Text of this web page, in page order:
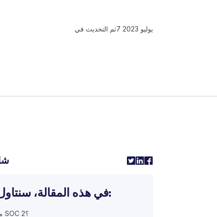
تم التحديث في 7 يوليو 2023
في هذه المقالة، سنتاول:
ما SOC 2؟